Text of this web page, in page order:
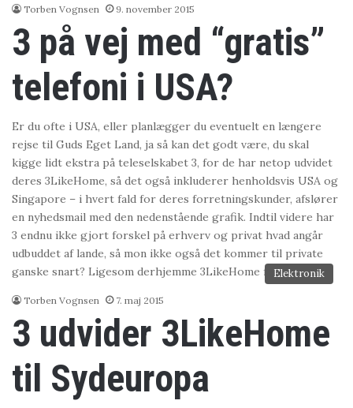
Torben Vognsen 9. november 2015
3 på vej med “gratis”
telefoni i USA?
Er du ofte i USA, eller planlægger du eventuelt en længere
rejse til Guds Eget Land, ja så kan det godt være, du skal
kigge lidt ekstra på teleselskabet 3, for de har netop udvidet
deres 3LikeHome, så det også inkluderer henholdsvis USA og
Singapore – i hvert fald for deres forretningskunder, afslører
en nyhedsmail med den nedenstående grafik. Indtil videre har
3 endnu ikke gjort forskel på erhverv og privat hvad angår
udbuddet af lande, så mon ikke også det kommer til private
ganske snart? Ligesom derhjemme 3LikeHome fungerer…
Elektronik
Torben Vognsen 7. maj 2015
3 udvider 3LikeHome
til Sydeuropa